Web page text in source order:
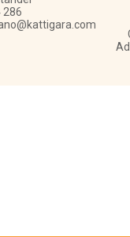
286